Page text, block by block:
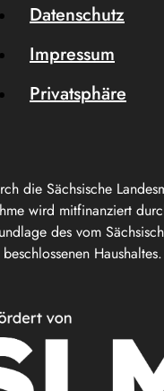
die Sächsische
wird mitfinanziert
des vom
beschlossenen Haushaltes.
Datenschutz
Impressum
Privatsphäre